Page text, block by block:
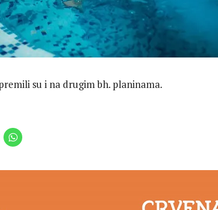
su i na drugim bh. planinama.